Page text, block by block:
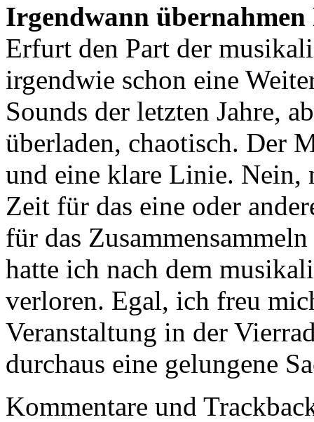
Irgendwann übernahmen
Erfurt den Part der
irgendwie schon eine
Sounds der letzten Jahre,
überladen, chaotisch. Der
und eine klare Linie.
Zeit für das eine oder
für das
hatte ich nach dem
verloren. Egal, ich freu
Veranstaltung in der
durchaus eine gelungene
Kommentare und